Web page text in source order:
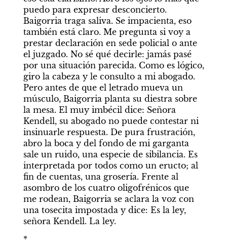
puedo para expresar desconcierto.
Baigorria traga saliva. Se impacienta, eso
también está claro. Me pregunta si voy a
prestar declaración en sede policial o ante
el juzgado. No sé qué decirle: jamás pasé
por una situación parecida. Como es lógico,
giro la cabeza y le consulto a mi abogado.
Pero antes de que el letrado mueva un
músculo, Baigorria planta su diestra sobre
la mesa. El muy imbécil dice: Señora
Kendell, su abogado no puede contestar ni
insinuarle respuesta. De pura frustración,
abro la boca y del fondo de mi garganta
sale un ruido, una especie de sibilancia. Es
interpretada por todos como un eructo; al
fin de cuentas, una grosería. Frente al
asombro de los cuatro oligofrénicos que
me rodean, Baigorria se aclara la voz con
una tosecita impostada y dice: Es la ley,
señora Kendell. La ley.
*